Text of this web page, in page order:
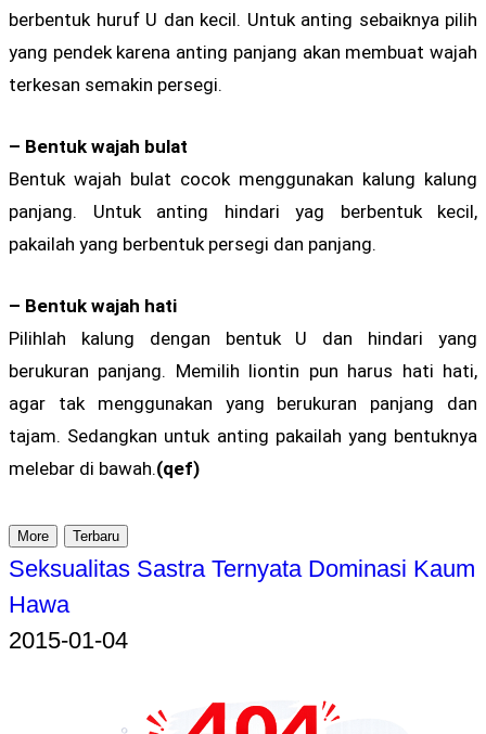
berbentuk huruf U dan kecil. Untuk anting sebaiknya pilih
yang pendek karena anting panjang akan membuat wajah
terkesan semakin persegi.
– Bentuk wajah bulat
Bentuk wajah bulat cocok menggunakan kalung kalung
panjang. Untuk anting hindari yag berbentuk kecil,
pakailah yang berbentuk persegi dan panjang.
– Bentuk wajah hati
Pilihlah kalung dengan bentuk U dan hindari yang
berukuran panjang. Memilih liontin pun harus hati hati,
agar tak menggunakan yang berukuran panjang dan
tajam. Sedangkan untuk anting pakailah yang bentuknya
melebar di bawah.(qef)
More Terbaru
Seksualitas Sastra Ternyata Dominasi Kaum
Hawa
2015-01-04